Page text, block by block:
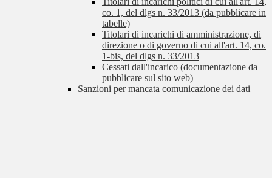
co. 1, del dlgs n. 33/2013 (da pubblicare in
tabelle)
Titolari di incarichi di amministrazione, di
direzione o di governo di cui all'art. 14, co.
1-bis, del dlgs n. 33/2013
Cessati dall'incarico (documentazione da
pubblicare sul sito web)
Sanzioni per mancata comunicazione dei dati